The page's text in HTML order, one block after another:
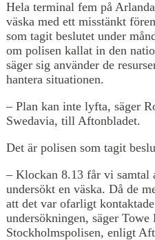
Hela terminal fem på
väska med ett misstänkt
som tagit beslutet under
om polisen kallat in den
säger sig använder de
hantera situationen.
– Plan kan inte lyfta, säger
Swedavia, till Aftonbladet.
Det är polisen som tagit
– Klockan 8.13 får vi samtal
undersökt en väska. Då de
att det var ofarligt
undersökningen, säger Towe
Stockholmspolisen, enligt